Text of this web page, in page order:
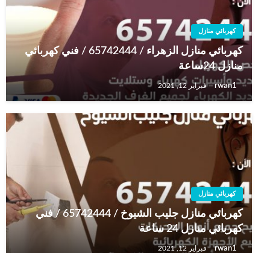
كهربائي منازل
كهربائي منازل الزهراء / 65742444 / فني كهربائي
منازل 24ساعة
rwan1 فبراير 12, 2021
كهربائي منازل
كهربائي منازل جليب الشيوخ / 65742444 / فني
كهربائي منازل 24 ساعة
rwan1 فبراير 12, 2021